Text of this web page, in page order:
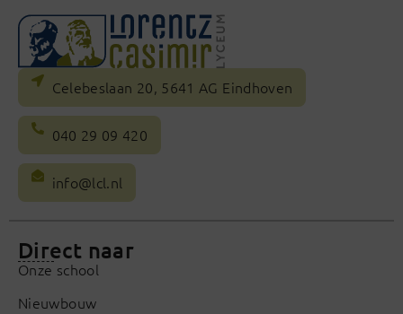
Celebeslaan 20, 5641 AG Eindhoven
040 29 09 420
info@lcl.nl
Direct naar
Onze school
Nieuwbouw